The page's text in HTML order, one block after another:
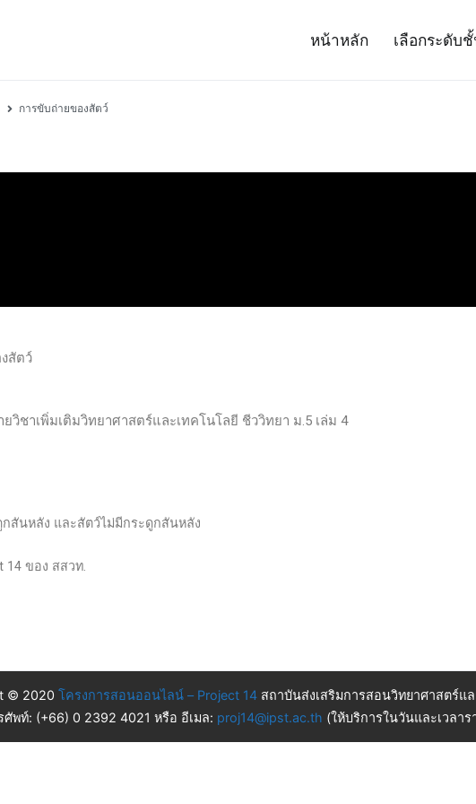
หน้าหลัก เลือกระดับ
การขับถ่ายของสัตว์
สัตว์
ยวิชาเพิ่มเติมวิทยาศาสตร์และเทคโนโลยี ชีววิทยา ม.5 เล่ม 4
สันหลัง และสัตว์ไม่มีกระดูกสันหลัง
14 ของ สสวท.
© 2020 โครงการสอนออนไลน์ – Project 14 สถาบันส่งเสริมการสอนวิทยาศาสตร์แ
ศัพท์: (+66) 0 2392 4021 หรือ อีเมล: proj14@ipst.ac.th (ให้บริการในวันและเวลา